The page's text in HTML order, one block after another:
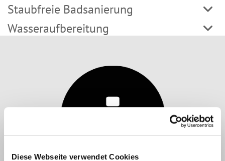
Diese Webseite verwendet Cookies
Staubfreie Badsanierung
Wasseraufbereitung